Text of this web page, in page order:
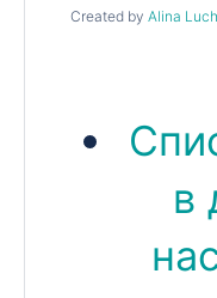
Created by Alina
в